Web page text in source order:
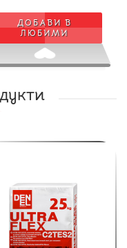
ДОБАВИ В
ЛЮБИМИ